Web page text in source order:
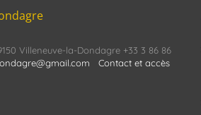
Villeneuve-la-Dondagre +33 3 86 86
Contact et accès